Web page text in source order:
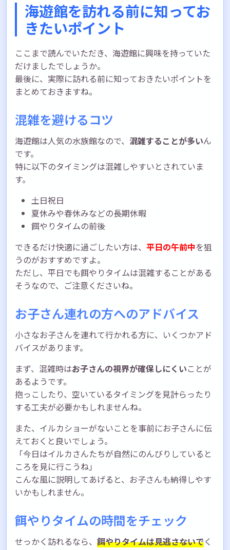
海遊館を訪れる前に知ってお
きたいポイント
ここまで読んでいただき、海遊館に興味を持っていた
だけましたでしょうか。
最後に、実際に訪れる前に知っておきたいポイントを
まとめておきますね。
混雑を避けるコツ
海遊館は人気の水族館なので、 混雑することが多いん
です。
特に以下のタイミングは混雑しやすいとされていま
す。
土日祝日
夏休みや春休みなどの長期休暇
餌やりタイムの前後
できるだけ快適に過ごしたい方は、 平日の午前中を狙
うのがおすすめですよ。
ただし、平日でも餌やりタイムは混雑することがある
そうなので、ご注意くださいね。
お子さん連れの方へのアドバイス
小さなお子さんを連れて行かれる方に、いくつかアド
バイスがあります。
まず、混雑時はお子さんの視界が確保しにくいことが
あるようです。
抱っこしたり、空いているタイミングを見計らったり
する工夫が必要かもしれませんね。
また、イルカショーがないことを事前にお子さんに伝
えておくと良いでしょう。
「今日はイルカさんたちが自然にのんびりしていると
ころを見に行こうね」
こんな風に説明してあげると、お子さんも納得しやす
いかもしれません。
餌やりタイムの時間をチェック
せっかく訪れるなら、 餌やりタイムは見逃さないでく